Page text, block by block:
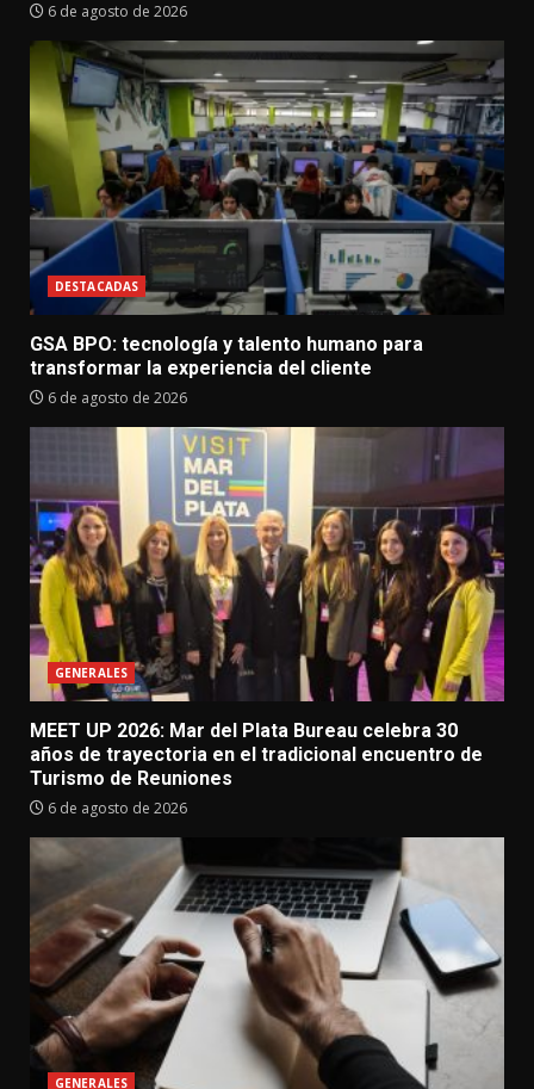
6 de agosto de 2026
DESTACADAS
GSA BPO: tecnología y talento humano para
transformar la experiencia del cliente
6 de agosto de 2026
GENERALES
MEET UP 2026: Mar del Plata Bureau celebra 30
años de trayectoria en el tradicional encuentro de
Turismo de Reuniones
6 de agosto de 2026
GENERALES